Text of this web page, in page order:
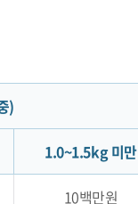
)
1.0~1.5kg 미만
10백만원